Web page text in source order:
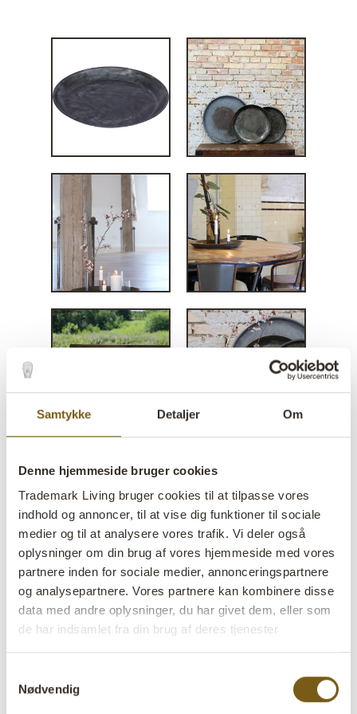
Samtykke Detaljer Om
Denne hjemmeside bruger cookies
Trademark Living bruger cookies til at tilpasse vores
indhold og annoncer, til at vise dig funktioner til sociale
medier og til at analysere vores trafik. Vi deler også
oplysninger om din brug af vores hjemmeside med vores
partnere inden for sociale medier, annonceringspartnere
og analysepartnere. Vores partnere kan kombinere disse
data med andre oplysninger, du har givet dem, eller som
de har indsamlet fra din brug af deres tjenester
Nødvendig
Beckett jernbakke
lens Få på lager
Varenr: